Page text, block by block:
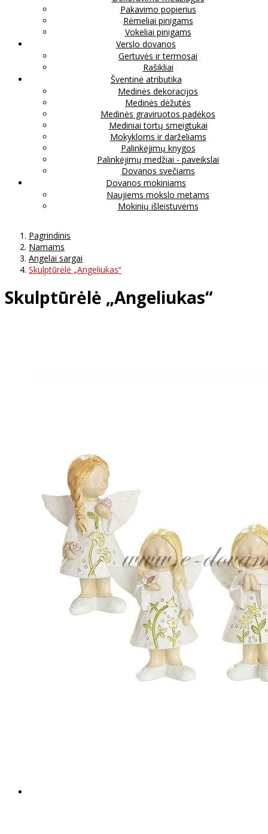
Pakavimo popierius
Rėmeliai pinigams
Vokeliai pinigams
Verslo dovanos
Gertuvės ir termosai
Rašikliai
Šventinė atributika
Medinės dekoracijos
Medinės dėžutės
Medinės graviruotos padėkos
Mediniai tortų smeigtukai
Mokykloms ir darželiams
Palinkėjimų knygos
Palinkėjimų medžiai - paveikslai
Dovanos svečiams
Dovanos mokiniams
Naujiems mokslo metams
Mokinių išleistuvėms
Pagrindinis
Namams
Angelai sargai
Skulptūrėlė „Angeliukas“
Skulptūrėlė „Angeliukas“